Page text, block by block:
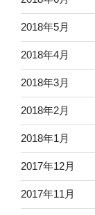
2018年5月
2018年4月
2018年3月
2018年2月
2018年1月
2017年12月
2017年11月